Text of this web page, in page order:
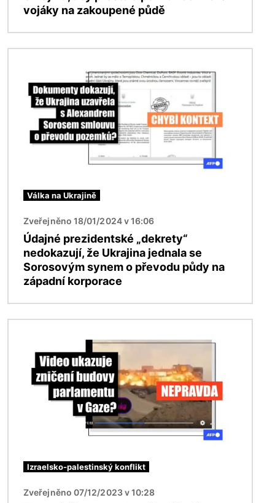
vojáky na zakoupené půdě
Válka na Ukrajině
Zveřejněno 18/01/2024 v 16:06
Údajné prezidentské „dekrety“
nedokazují, že Ukrajina jednala se
Sorosovým synem o převodu půdy na
západní korporace
Izraelsko-palestinský konflikt
Zveřejněno 07/12/2023 v 10:28